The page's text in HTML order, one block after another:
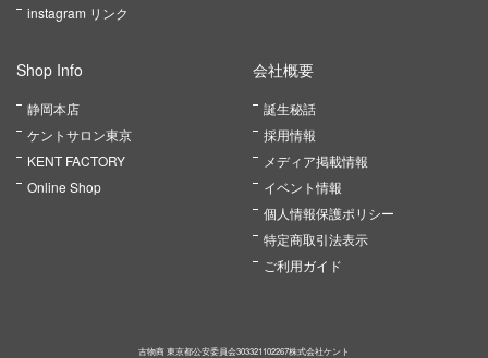
instagram リンク
Shop Info
静岡本店
ケントサロン東京
KENT FACTORY
Online Shop
会社概要
誕生秘話
採用情報
メディア掲載情報
イベント情報
個人情報保護ポリシー
特定商取引法表示
ご利用ガイド
古物商 東京都公安委員会303321102267株式会社ケント